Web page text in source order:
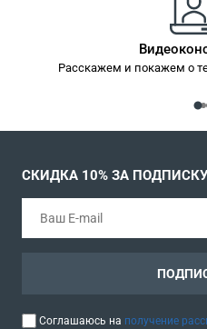
Расскажем и покажем о
СКИДКА 10% ЗА
Соглашаюсь на получение